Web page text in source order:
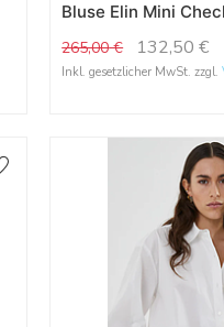
Bluse Elin Mini
265,00€ 132,50 €
Inkl. gesetzlicher MwSt. zzgl.